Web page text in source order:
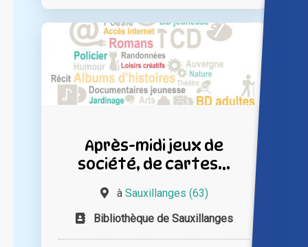
Après-midi jeux de
société, de cartes...
à Sauxillanges (63)
Bibliothèque de Sauxillanges